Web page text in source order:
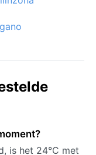
is het 24°C met